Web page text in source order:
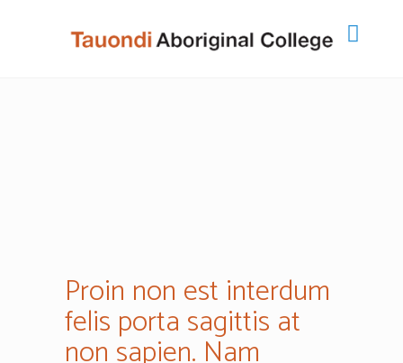
Proin non est interdum
felis porta sagittis at
non sapien. Nam